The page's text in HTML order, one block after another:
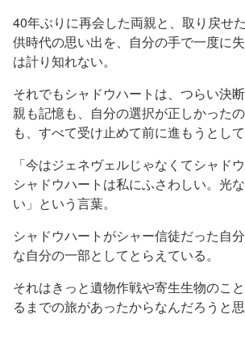
40年ぶりに再会した両親と、取り戻せ
供時代の思い出を、自分の手で一度に
は計り知れない。
それでもシャドウハートは、つらい決
親も記憶も、自分の選択が正しかった
も、すべて受け止めて前に進もうとして
「今はジェネヴェルじゃなくてシャド
シャドウハートは私にふさわしい。光
い」という言葉。
シャドウハートがシャー信徒だった自
な自分の一部としてとらえている。
それはきっと遺物作戦や寄生生物のこ
るまでの旅があったからなんだろうと思